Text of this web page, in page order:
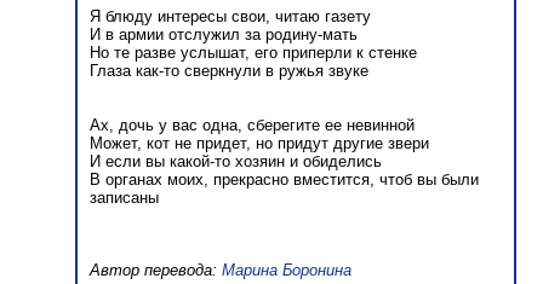
Я блюду интересы свои, читаю газету
И в армии отслужил за родину-мать
Но те разве услышат, его приперли к стенке
Глаза как-то сверкнули в ружья звуке
Ах, дочь у вас одна, сберегите ее невинной
Может, кот не придет, но придут другие звери
И если вы какой-то хозяин и обиделись
В органах моих, прекрасно вместится, чтоб вы были
записаны
Автор перевода:Марина Боронина